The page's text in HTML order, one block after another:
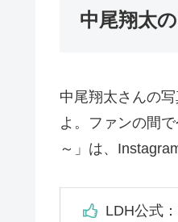
中尾翔太
中尾翔太さんの
よ。ファンの間
～」は、
LDH公式